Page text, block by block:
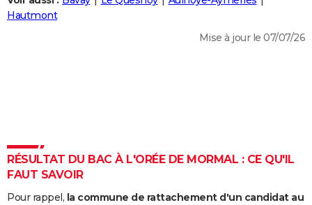
Destinations
City break
Voyage nature
Voyage de noces
Forum
Climat
+
PHOTO
Dictionnaire
Biographies
Citations
Expressions
Proverbes
PROGRAMME TV
Hautmont
Mise à jour le 07/07/26
RÉSULTAT DU BAC À L'ORÉE DE MORMAL : CE QU'IL
FAUT SAVOIR
Pour rappel, la commune de rattachement d'un candidat au